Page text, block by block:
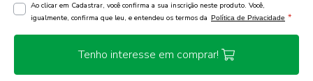
Ao clicar em Cadastrar, você confirma a sua inscrição neste produto. Você,
igualmente, confirma que leu, e entendeu os termos da Política de Privacidade *
Tenho interesse em comprar!